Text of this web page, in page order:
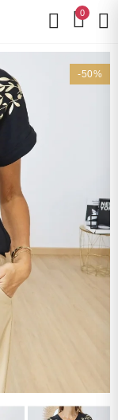
0
-50%